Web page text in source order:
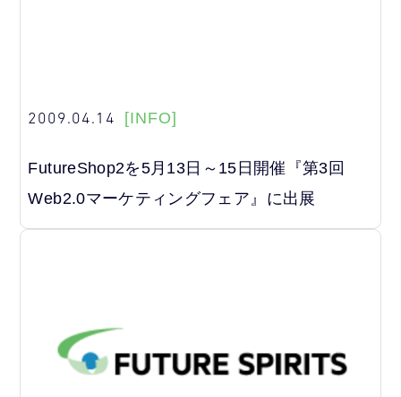
2009.04.14 [INFO]
FutureShop2を5月13日～15日開催『第3回
Web2.0マーケティングフェア』に出展